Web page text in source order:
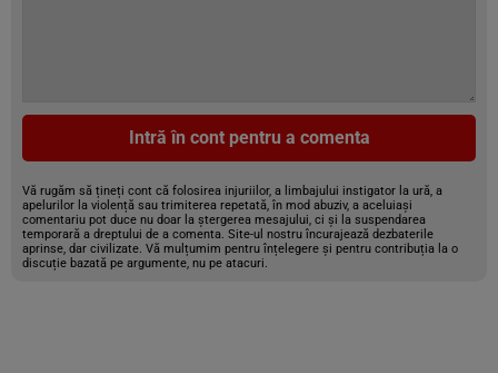
Intră în cont pentru a comenta
Vă rugăm să țineți cont că folosirea injuriilor, a limbajului instigator la ură, a
apelurilor la violență sau trimiterea repetată, în mod abuziv, a aceluiași
comentariu pot duce nu doar la ștergerea mesajului, ci și la suspendarea
temporară a dreptului de a comenta. Site-ul nostru încurajează dezbaterile
aprinse, dar civilizate. Vă mulțumim pentru înțelegere și pentru contribuția la o
discuție bazată pe argumente, nu pe atacuri.